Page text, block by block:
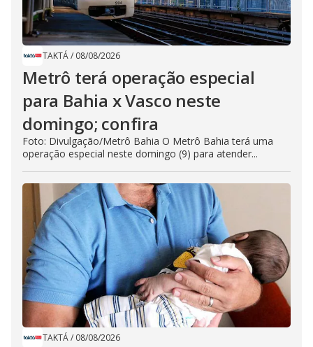
TAKTÁ/ 08/08/2026
Metrô terá operação especial
para Bahia x Vasco neste
domingo; confira
Foto: Divulgação/Metrô Bahia O Metrô Bahia terá uma
operação especial neste domingo (9) para atender...
TAKTÁ/ 08/08/2026